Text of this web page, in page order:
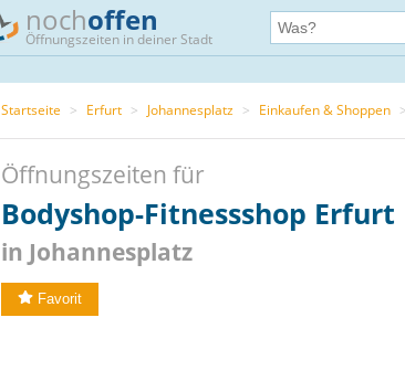
nochoffen
Öffnungszeiten in deiner Stadt
Startseite > Erfurt > Johannesplatz > Einkaufen & Shoppen >
Öffnungszeiten für
Bodyshop-Fitnessshop Erfurt
in Johannesplatz
Favorit